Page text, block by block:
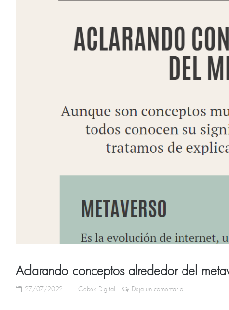
Aclarando conceptos alrededor del
27/07/2022 Cebek Digital Deja un comentario